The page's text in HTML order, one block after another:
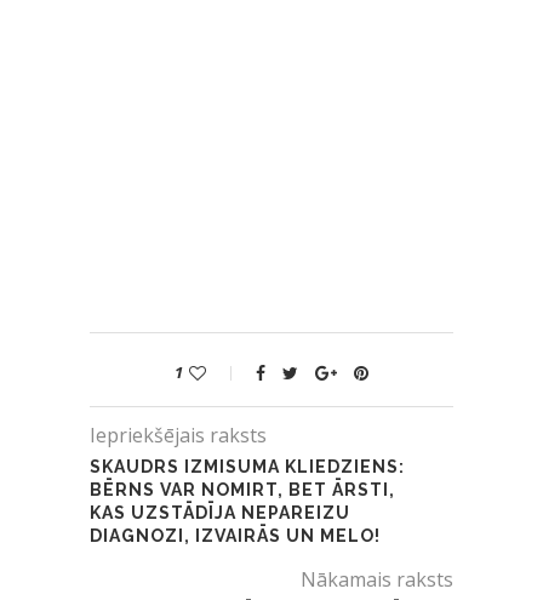
1
Iepriekšējais raksts
SKAUDRS IZMISUMA KLIEDZIENS:
BĒRNS VAR NOMIRT, BET ĀRSTI,
KAS UZSTĀDĪJA NEPAREIZU
DIAGNOZI, IZVAIRĀS UN MELO!
Nākamais raksts